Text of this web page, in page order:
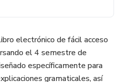
electrónico de fácil acceso
el 4 semestre de
específicamente para
gramaticales, así